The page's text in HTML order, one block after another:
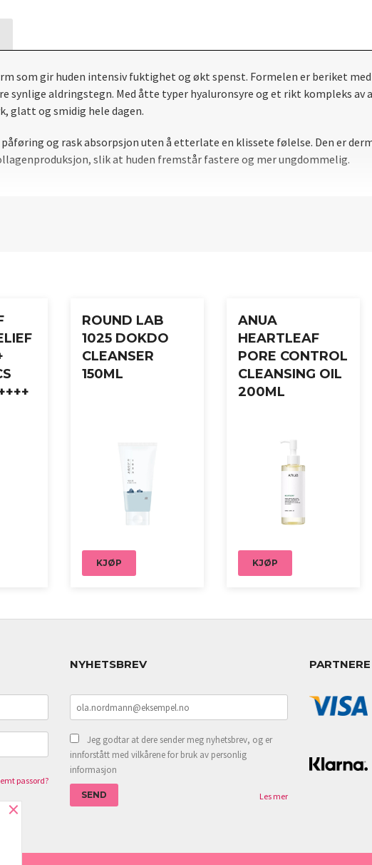
som gir huden intensiv fuktighet og økt spenst. Formelen er beriket
synlige aldringstegn. Med åtte typer hyaluronsyre og et rikt kompleks av
glatt og smidig hele dagen.
og rask absorpsjon uten å etterlate en klissete følelse. Den er
slik at huden fremstår fastere og mer ungdommelig.
absorpsjon. Kan brukes både morgen og kveld, samt i løpet av
ROUND LAB
1025 DOKDO
CLEANSER
150ML
KJØP
ANUA
HEARTLEAF
PORE CONTROL
CLEANSING OIL
200ML
KJØP
passord?
NYHETSBREV
Jeg godtar at dere sender meg nyhetsbrev, og er
innforstått med vilkårene for bruk av personlig
informasjon
Les mer
PARTNERE
×